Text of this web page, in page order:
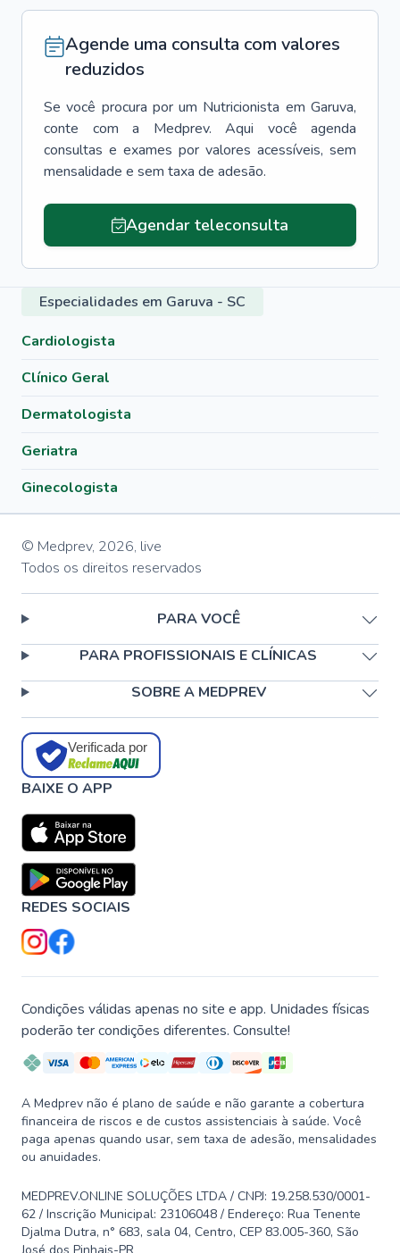
Agende uma consulta com valores
reduzidos
Se você procura por um Nutricionista em Garuva,
conte com a Medprev. Aqui você agenda
consultas e exames por valores acessíveis, sem
mensalidade e sem taxa de adesão.
Agendar teleconsulta
Especialidades em Garuva - SC
Cardiologista
Clínico Geral
Dermatologista
Geriatra
Ginecologista
© Medprev, 2026, live
Todos os direitos reservados
PARA VOCÊ
PARA PROFISSIONAIS E CLÍNICAS
SOBRE A MEDPREV
Verificada por
BAIXE O APP
REDES SOCIAIS
Condições válidas apenas no site e app. Unidades físicas
poderão ter condições diferentes. Consulte!
A Medprev não é plano de saúde e não garante a cobertura
financeira de riscos e de custos assistenciais à saúde. Você
paga apenas quando usar, sem taxa de adesão, mensalidades
ou anuidades.
MEDPREV.ONLINE SOLUÇÕES LTDA / CNPJ: 19.258.530/0001-
62 / Inscrição Municipal: 23106048 / Endereço: Rua Tenente
Djalma Dutra, n° 683, sala 04, Centro, CEP 83.005-360, São